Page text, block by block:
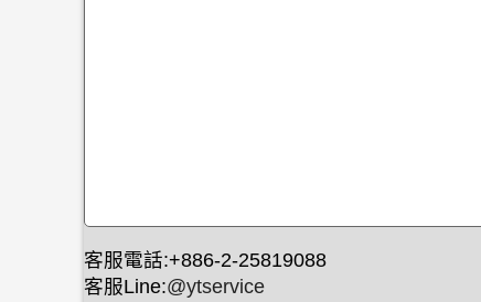
客服電話:+886-2-25819088
客服Line:@ytservice